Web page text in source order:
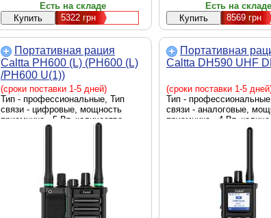
Есть на складе
5322 грн
Есть на складе
8569 грн
Портативная рация
Caltta PH600 (L) (PH600 (L)
/PH600 U(1))
(сроки поставки 1-5 дней)
Тип - профессиональные, Тип
связи - цифровые, мощность
приемника - 5 Вт, количество
каналов - 32 канала,
устройство, Шаг сетки - 12.5 кГц,
Li-ion 2600 mAh, Диапазон частот
- 400‑470 МГц, Количество раций -
1 шт, Размеры - 117 х 55 х 38 мм,
Вес - 270 г, Цвет - черный
Портативная
Caltta DH590 UHF
(сроки поставки 1-5
Тип -
связи - аналоговые,
приемника - 4 Вт,
каналов - 512 каналов,